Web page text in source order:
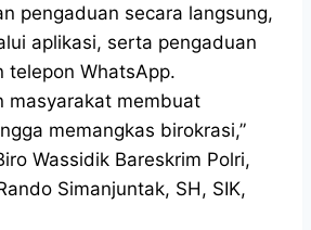
pengaduan secara langsung,
aplikasi, serta pengaduan
telepon WhatsApp.
masyarakat membuat
memangkas birokrasi,”
Wassidik Bareskrim Polri,
Simanjuntak, SH, SIK,